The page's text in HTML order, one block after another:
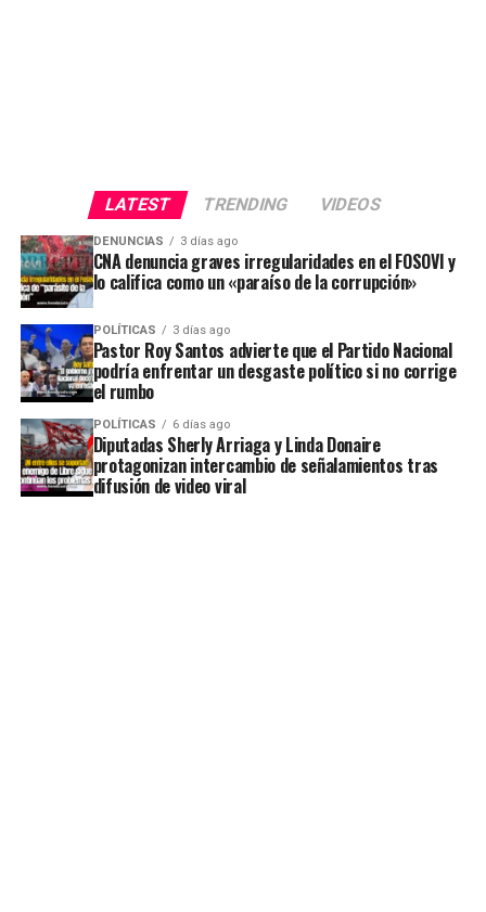
LATEST TRENDING VIDEOS
DENUNCIAS 3 días ago
CNA denuncia graves irregularidades en el FOSOVI y
lo califica como un «paraíso de la corrupción»
POLÍTICAS 3 días ago
Pastor Roy Santos advierte que el Partido Nacional
podría enfrentar un desgaste político si no corrige
el rumbo
POLÍTICAS 6 días ago
Diputadas Sherly Arriaga y Linda Donaire
protagonizan intercambio de señalamientos tras
difusión de video viral